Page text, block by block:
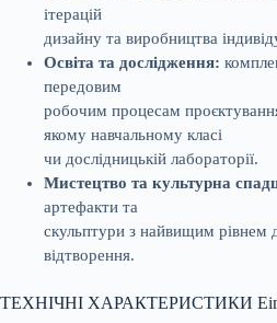
ітерацій
дизайну та виробництва
Освіта та дослідження:
передовим
робочим процесам
якому навчальному класі
чи дослідницькій лабораторії.
Мистецтво та культурна
артефакти та
скульптури з найвищим рівнем
відтворення.
ТЕХНІЧНІ ХАРАКТЕРИСТИКИ